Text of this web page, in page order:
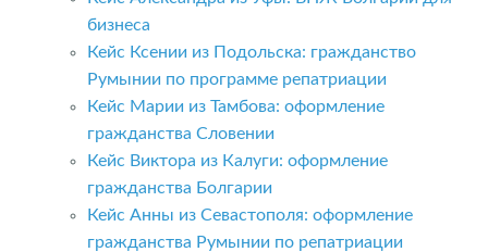
бизнеса
Кейс Ксении из Подольска: гражданство
Румынии по программе репатриации
Кейс Марии из Тамбова: оформление
гражданства Словении
Кейс Виктора из Калуги: оформление
гражданства Болгарии
Кейс Анны из Севастополя: оформление
гражданства Румынии по репатриации